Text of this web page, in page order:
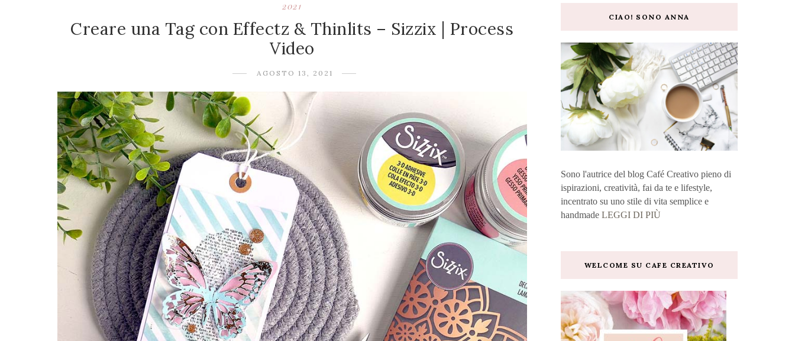
2021
Creare una Tag con Effectz & Thinlits – Sizzix | Process
Video
AGOSTO 13, 2021
CIAO! SONO ANNA
Sono l'autrice del blog Café Creativo pieno di
ispirazioni, creatività, fai da te e lifestyle,
incentrato su uno stile di vita semplice e
handmade LEGGI DI PIÙ
WELCOME SU CAFE CREATIVO